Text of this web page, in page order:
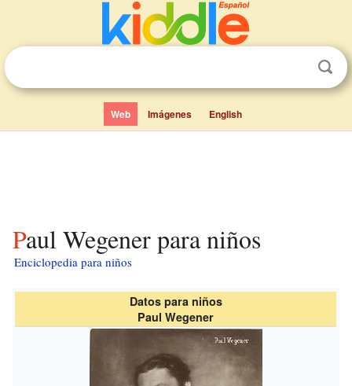
Web Imágenes English
Paul Wegener para niños
Enciclopedia para niños
Datos para niños
Paul Wegener